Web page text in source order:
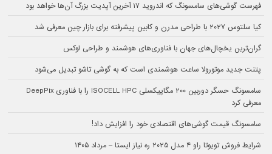
فهرست گوشی‌های سامسونگ که اندروید ۱۷ آخرین آپدیت بزرگ آن‌ها خواهد بود
کیا سلتوس ۲۰۲۷ با طراحی مدرن و کابین پیشرفته برای بازار چین معرفی شد
گران‌ترین یخچال‌های جهان با فناوری‌های هوشمند و طراحی لوکس
پتنت جدید موتورولا ساعت هوشمندی است که به گوشی تاشو تبدیل می‌شود
سامسونگ حسگر دوربین ۲۰۰ مگاپیکسلی ISOCELL HPC را با فناوری DeepPix
معرفی کرد
سامسونگ قیمت گوشی‌های اقتصادی خود را افزایش داد!
شرایط فروش تویوتا راو ۴ مدل ۲۰۲۵ ره نیاز ایستا – مرداد ۱۴۰۵